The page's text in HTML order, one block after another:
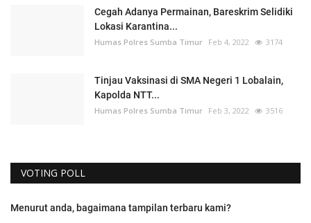
Cegah Adanya Permainan, Bareskrim Selidiki
Lokasi Karantina...
Humas Polres Sumba Timur Feb 4, 2022 3174
Tinjau Vaksinasi di SMA Negeri 1 Lobalain,
Kapolda NTT...
Humas Polres Sumba Timur Feb 3, 2022 3516
VOTING POLL
Menurut anda, bagaimana tampilan terbaru kami?